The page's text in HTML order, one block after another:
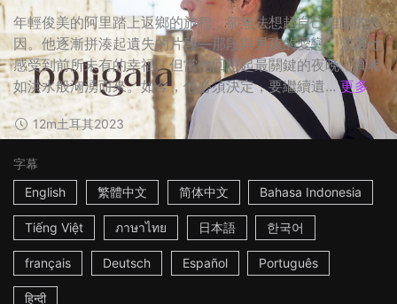
年輕俊美的阿里踏上返鄉的旅程，卻無法想起自己離開的原
因。他逐漸拼湊起遺失的片段—那段與男孩的愛戀，曾讓他
感受到前所未有的幸福。但當他回想起最關鍵的夜晚，真相
如洪水般洶湧而來。如今，他必須決定，要繼續遺... 更多
12m土耳其2023
字幕
English
繁體中文 简体中文 Bahasa Indonesia
Tiếng Việt ภาษาไทย 日本語 한국어
français Deutsch Español Português
हिन्दी